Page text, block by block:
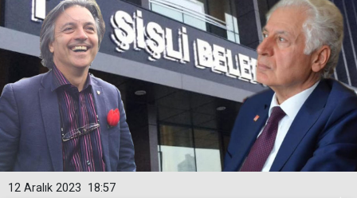
18:57
12 Aralık 2023